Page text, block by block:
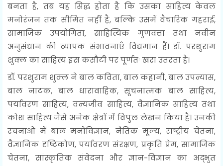
बनता है, तब यह सिद्ध होता है कि उसका साहित्य केवल
मनोरंजन तक सीमित नहीं है, बल्कि उसमें वैचारिक गहराई,
सामाजिक उपयोगिता, साहित्यिक गुणवत्ता तथा नवीन
अनुसंधान की व्यापक संभावनाएँ विद्यमान हैं। डॉ. परशुराम
शुक्ल का साहित्य इस कसौटी पर पूर्णतः खरा उतरता है।
डॉ. परशुराम शुक्ल ने बाल कविता, बाल कहानी, बाल उपन्यास,
बाल नाटक, बाल धारावाहिक, सूचनात्मक बाल साहित्य,
पर्यावरण साहित्य, वन्यजीव साहित्य, वैज्ञानिक साहित्य तथा
कोश साहित्य जैसे अनेक क्षेत्रों में विपुल लेखन किया है। उनकी
रचनाओं में बाल मनोविज्ञान, नैतिक मूल्य, राष्ट्रीय चेतना,
वैज्ञानिक दृष्टिकोण, पर्यावरण संरक्षण, प्रकृति प्रेम, सामाजिक
चेतना, सांस्कृतिक संवेदना और ज्ञान-विज्ञान का अद्भुत